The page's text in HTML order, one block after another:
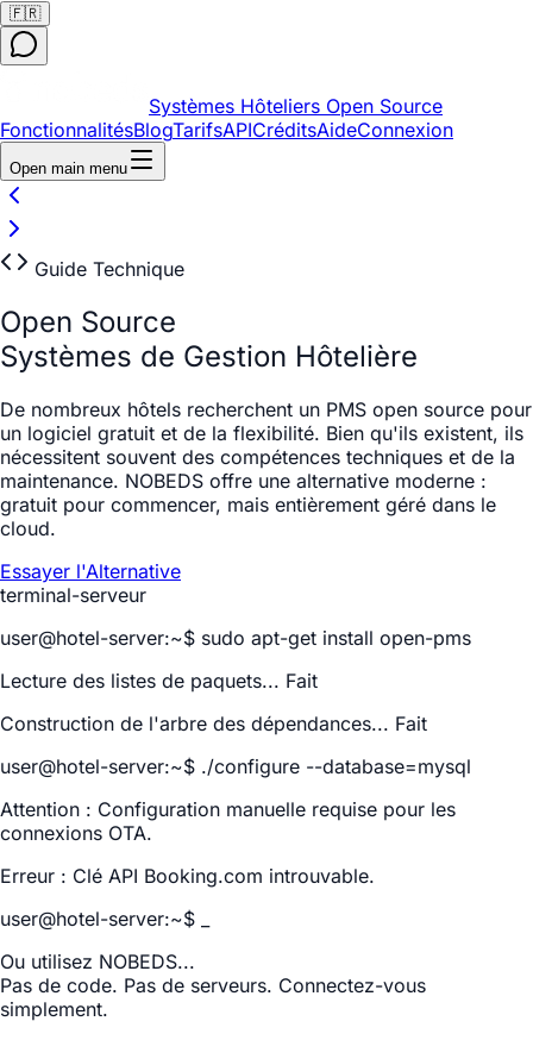
🇫🇷
Systèmes Hôteliers Open Source
FonctionnalitésBlogTarifsAPICréditsAideConnexion
Open main menu
Guide Technique
Open Source
Systèmes de Gestion Hôtelière
De nombreux hôtels recherchent un PMS open source pour
un logiciel gratuit et de la flexibilité. Bien qu'ils existent, ils
nécessitent souvent des compétences techniques et de la
maintenance. NOBEDS offre une alternative moderne :
gratuit pour commencer, mais entièrement géré dans le
cloud.
Essayer l'Alternative
terminal-serveur
user@hotel-server:~$ sudo apt-get install open-pms
Lecture des listes de paquets... Fait
Construction de l'arbre des dépendances... Fait
user@hotel-server:~$ ./configure --database=mysql
Attention : Configuration manuelle requise pour les
connexions OTA.
Erreur : Clé API Booking.com introuvable.
user@hotel-server:~$
Ou utilisez NOBEDS...
Pas de code. Pas de serveurs. Connectez-vous
simplement.